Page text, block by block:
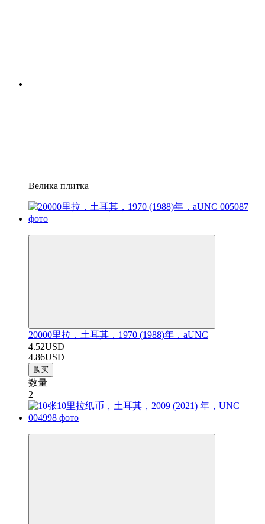
Велика плитка
20000里拉，土耳其，1970 (1988)年，aUNC
4.52USD
4.86USD
购买
数量
2